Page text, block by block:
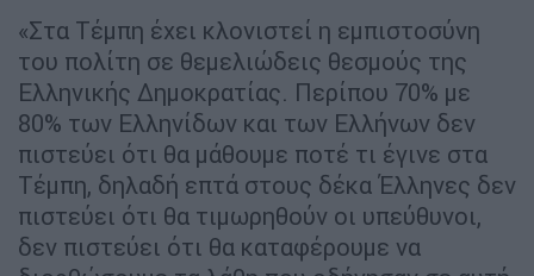
«Στα Τέμπη έχει κλονιστεί η εμπιστοσύνη
του πολίτη σε θεμελιώδεις θεσμούς της
Ελληνικής Δημοκρατίας. Περίπου 70% με
80% των Ελληνίδων και των Ελλήνων δεν
πιστεύει ότι θα μάθουμε ποτέ τι έγινε στα
Τέμπη, δηλαδή επτά στους δέκα Έλληνες δεν
πιστεύει ότι θα τιμωρηθούν οι υπεύθυνοι,
δεν πιστεύει ότι θα καταφέρουμε να